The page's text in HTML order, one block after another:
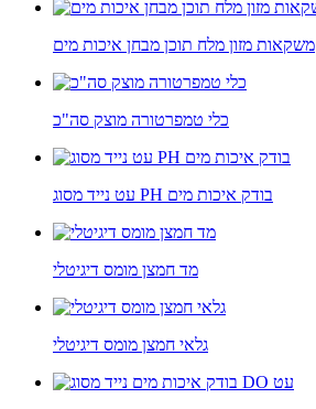
משקאות מזון מלח תוכן מבחן איכות מים
כלי טמפרטורה מוצק סה"כ
עט נייד מסוג PH בודק איכות מים
מד חמצן מומס דיגיטלי
גלאי חמצן מומס דיגיטלי